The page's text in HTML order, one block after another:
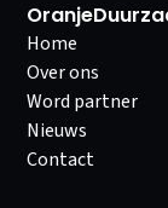
Home
Over ons
Word partner
Nieuws
Contact